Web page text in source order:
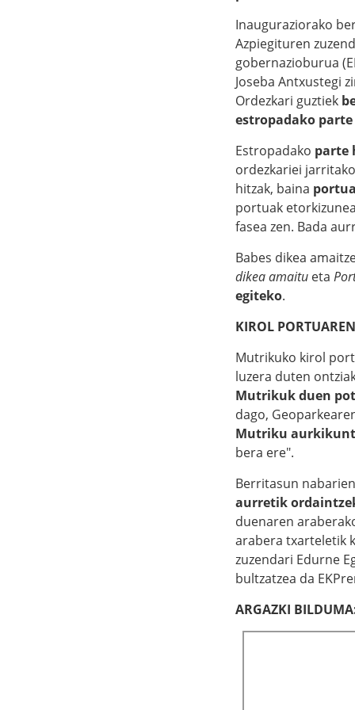
Inauguraziorako
Azpiegituren
gobernazioburua
Joseba Antxustegi
Ordezkari guztiek
estropadako
Estropadako parte
ordezkariei
hitzak, baina
portuak
fasea zen. Bada
Babes dikea
dikea amaitu eta
egiteko.
KIROL
Mutrikuko kirol
luzera duten
Mutrikuk duen
dago,
Mutriku
bera ere".
Berritasun
aurretik
duenaren
arabera txarteletik
zuzendari Edurne
bultzatzea da
ARGAZKI